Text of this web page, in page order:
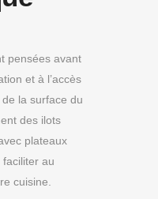
pensées avant
et à l’accès
la surface du
des ilots
plateaux
au
cuisine.